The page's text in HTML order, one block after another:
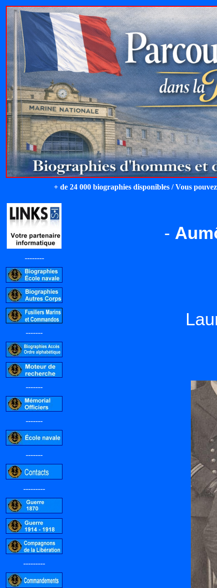
+ de 24 000 biographies disponibles / Vous
--------
-------
-------
-------
-------
---------
---------
-